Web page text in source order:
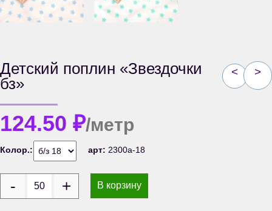
< >
Детский поплин «Звездочки
бз»
124.50 ₽/метр
Колор.: арт: 2300а-18
В корзину